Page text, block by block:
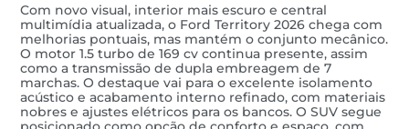
Com novo visual, interior mais escuro e central
multimídia atualizada, o Ford Territory 2026 chega com
melhorias pontuais, mas mantém o conjunto mecânico.
O motor 1.5 turbo de 169 cv continua presente, assim
como a transmissão de dupla embreagem de 7
marchas. O destaque vai para o excelente isolamento
acústico e acabamento interno refinado, com materiais
nobres e ajustes elétricos para os bancos. O SUV segue